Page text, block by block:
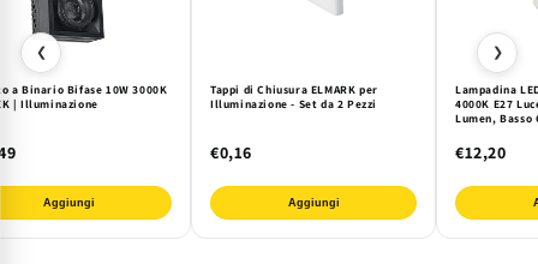
❮
a Binario Bifase 10W 3000K
| Illuminazione
Aggiungi
Tappi di Chiusura ELMARK per
Illuminazione - Set da 2 Pezzi
€0,16
Aggiungi
Lampadina
4000K E27
Lumen, Basso
€12,20
❯